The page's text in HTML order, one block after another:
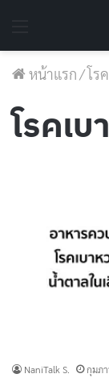
หน้าแรก/โร
โรคเบ
NaniTalk S. กุมภ